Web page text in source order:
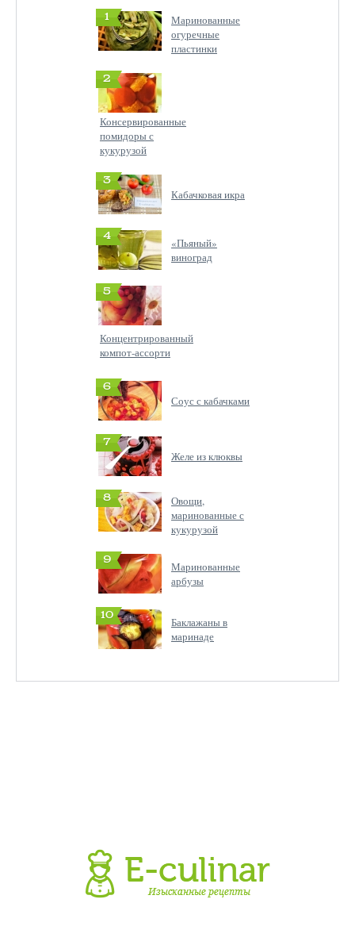
1
Маринованные
огуречные
пластинки
2
Консервированные
помидоры с
кукурузой
3
Кабачковая икра
4
«Пьяный»
виноград
5
Концентрированный
компот-ассорти
6
Соус с кабачками
7
Желе из клюквы
8
Овощи,
маринованные с
кукурузой
9
Маринованные
арбузы
10
Баклажаны в
маринаде